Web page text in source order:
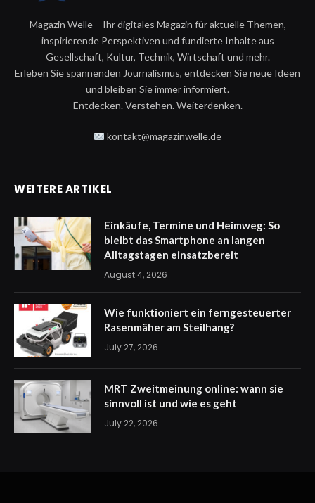
Magazin Welle – Ihr digitales Magazin für aktuelle Themen,
inspirierende Perspektiven und fundierte Inhalte aus
Gesellschaft, Kultur, Technik, Wirtschaft und mehr.
Erleben Sie spannenden Journalismus, entdecken Sie neue Ideen
und bleiben Sie immer informiert.
Entdecken. Verstehen. Weiterdenken.
kontakt@magazinwelle.de
WEITERE ARTIKEL
Einkäufe, Termine und Heimweg: So
bleibt das Smartphone an langen
Alltagstagen einsatzbereit
August 4, 2026
Wie funktioniert ein ferngesteuerter
Rasenmäher am Steilhang?
July 27, 2026
MRT Zweitmeinung online: wann sie
sinnvoll ist und wie es geht
July 22, 2026